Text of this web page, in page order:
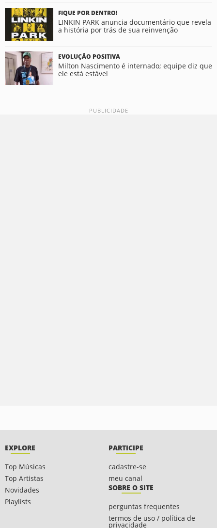
FIQUE POR DENTRO!
LINKIN PARK anuncia documentário que revela
a história por trás de sua reinvenção
EVOLUÇÃO POSITIVA
Milton Nascimento é internado; equipe diz que
ele está estável
EXPLORE
Top Músicas
Top Artistas
Novidades
Playlists
PARTICIPE
cadastre-se
meu canal
SOBRE O SITE
perguntas frequentes
termos de uso / política de
privacidade